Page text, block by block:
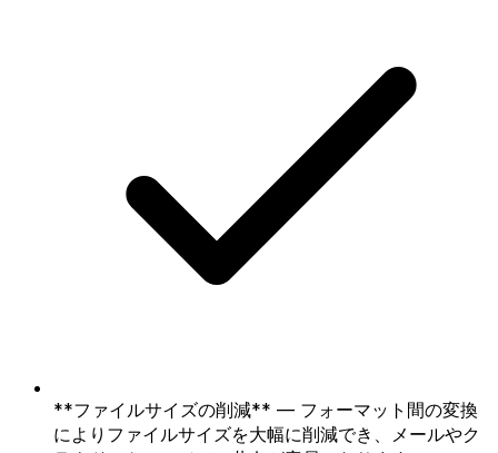
**ファイルサイズの削減** — フォーマット間の変換
によりファイルサイズを大幅に削減でき、メールやク